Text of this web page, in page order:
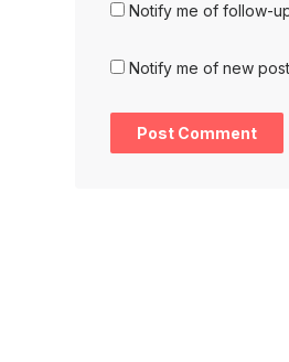
Notify me of follow-
Notify me of new